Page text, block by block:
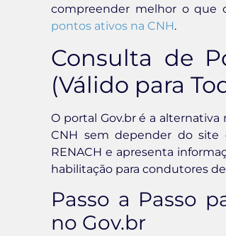
compreender melhor o que
pontos ativos na CNH.
Consulta de
(Válido para
O portal Gov.br é a
CNH sem depender do site
RENACH e apresenta
habilitação para condutores
Passo a Passo
no Gov.br